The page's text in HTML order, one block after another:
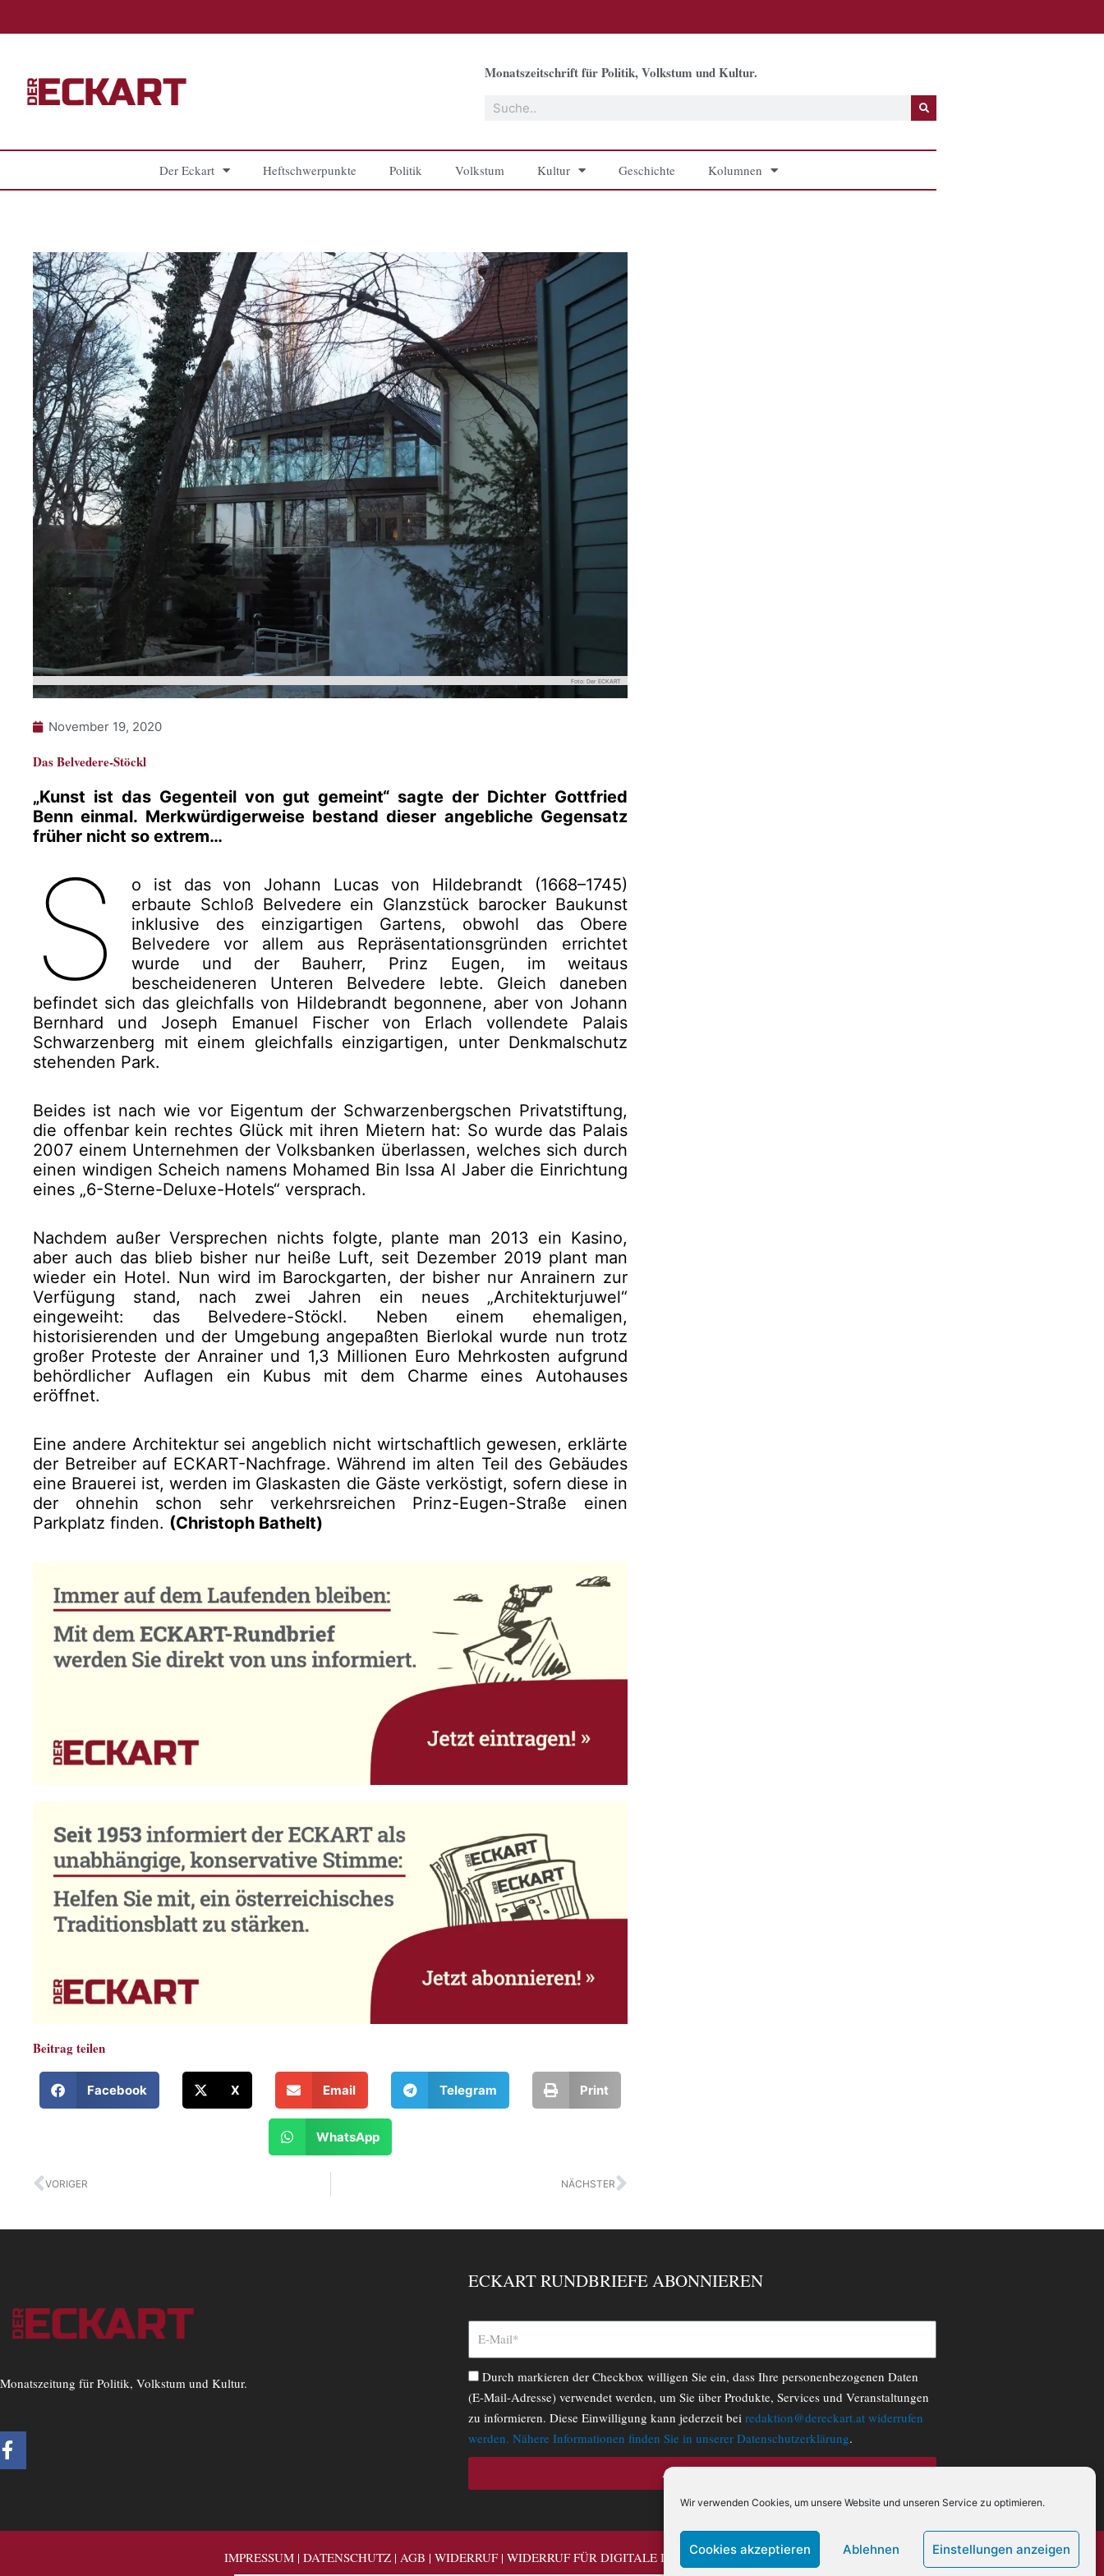
Wir verwenden Cookies, um unsere Website und unseren Service zu optimieren.
Cookies akzeptieren Ablehnen Einstellungen anzeigen
Monatszeitschrift für Politik, Volkstum und Kultur.
Suche
Der Eckart Heftschwerpunkte Politik Volkstum Kultur Geschichte Kolumnen
Foto: Der ECKART
November 19, 2020
Das Belvedere-Stöckl
„Kunst ist das Gegenteil von gut gemeint“ sagte der Dichter Gottfried
Benn einmal. Merkwürdigerweise bestand dieser angebliche Gegensatz
früher nicht so extrem…
S
o ist das von Johann Lucas von Hildebrandt (1668–1745)
erbaute Schloß Belvedere ein Glanzstück barocker Baukunst
inklusive des einzigartigen Gartens, obwohl das Obere
Belvedere vor allem aus Repräsentationsgründen errichtet
wurde und der Bauherr, Prinz Eugen, im weitaus
bescheideneren Unteren Belvedere lebte. Gleich daneben
befindet sich das gleichfalls von Hildebrandt begonnene, aber von Johann
Bernhard und Joseph Emanuel Fischer von Erlach vollendete Palais
Schwarzenberg mit einem gleichfalls einzigartigen, unter Denkmalschutz
stehenden Park.
Beides ist nach wie vor Eigentum der Schwarzenbergschen Privatstiftung,
die offenbar kein rechtes Glück mit ihren Mietern hat: So wurde das Palais
2007 einem Unternehmen der Volksbanken überlassen, welches sich durch
einen windigen Scheich namens Mohamed Bin Issa Al Jaber die Einrichtung
eines „6-Sterne-Deluxe-Hotels“ versprach.
Nachdem außer Versprechen nichts folgte, plante man 2013 ein Kasino,
aber auch das blieb bisher nur heiße Luft, seit Dezember 2019 plant man
wieder ein Hotel. Nun wird im Barockgarten, der bisher nur Anrainern zur
Verfügung stand, nach zwei Jahren ein neues „Architekturjuwel“
eingeweiht: das Belvedere-Stöckl. Neben einem ehemaligen,
historisierenden und der Umgebung angepaßten Bierlokal wurde nun trotz
großer Proteste der Anrainer und 1,3 Millionen Euro Mehrkosten aufgrund
behördlicher Auflagen ein Kubus mit dem Charme eines Autohauses
eröffnet.
Eine andere Architektur sei angeblich nicht wirtschaftlich gewesen, erklärte
der Betreiber auf ECKART-Nachfrage. Während im alten Teil des Gebäudes
eine Brauerei ist, werden im Glaskasten die Gäste verköstigt, sofern diese in
der ohnehin schon sehr verkehrsreichen Prinz-Eugen-Straße einen
Parkplatz finden. (Christoph Bathelt)
Beitrag teilen
Facebook X Email Telegram Print
WhatsApp
Zurück
VORIGER NÄCHSTER Nächster
Monatszeitung für Politik, Volkstum und Kultur.
F
a
c
o
ECKART RUNDBRIEFE ABONNIEREN
Durch markieren der Checkbox willigen Sie ein, dass Ihre personenbezogenen Daten
(E-Mail-Adresse) verwendet werden, um Sie über Produkte, Services und Veranstaltungen
zu informieren. Diese Einwilligung kann jederzeit bei redaktion@dereckart.at widerrufen
werden. Nähere Informationen finden Sie in unserer Datenschutzerklärung.
ABONNIEREN
IMPRESSUM| DATENSCHUTZ| AGB | WIDERRUF| WIDERRUF FÜR DIGITALE INHALTE